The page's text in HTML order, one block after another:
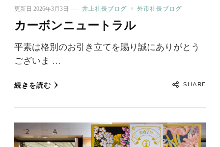
更新日 2026年3月3日 井上社長ブログ 外市社長ブログ
カーボンニュートラル
平素は格別のお引き立てを賜り誠にありがとう
ございま …
続きを読む SHARE